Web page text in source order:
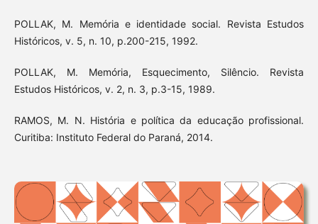
POLLAK, M. Memória e identidade social. Revista Estudos
Históricos, v. 5, n. 10, p.200-215, 1992.
POLLAK, M. Memória, Esquecimento, Silêncio. Revista
Estudos Históricos, v. 2, n. 3, p.3-15, 1989.
RAMOS, M. N. História e política da educação profissional.
Curitiba: Instituto Federal do Paraná, 2014.